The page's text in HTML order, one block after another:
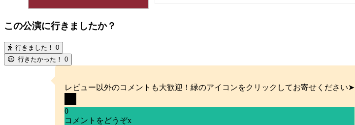
この公演に行きましたか？
行きました！ 0
行きたかった！ 0
レビュー以外のコメントも大歓迎！緑のアイコンをクリックしてお寄せください➤
0
コメントをどうぞx